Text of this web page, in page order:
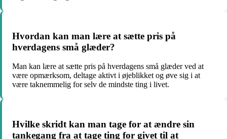
Hvordan kan man lære at sætte pris på
hverdagens små glæder?
Man kan lære at sætte pris på hverdagens små glæder ved at
være opmærksom, deltage aktivt i øjeblikket og øve sig i at
være taknemmelig for selv de mindste ting i livet.
Hvilke skridt kan man tage for at ændre sin
tankegang fra at tage ting for givet til at